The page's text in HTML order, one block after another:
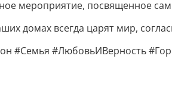
мероприятие, посвященное
домах всегда царят мир,
#Семья #ЛюбовьИВерность